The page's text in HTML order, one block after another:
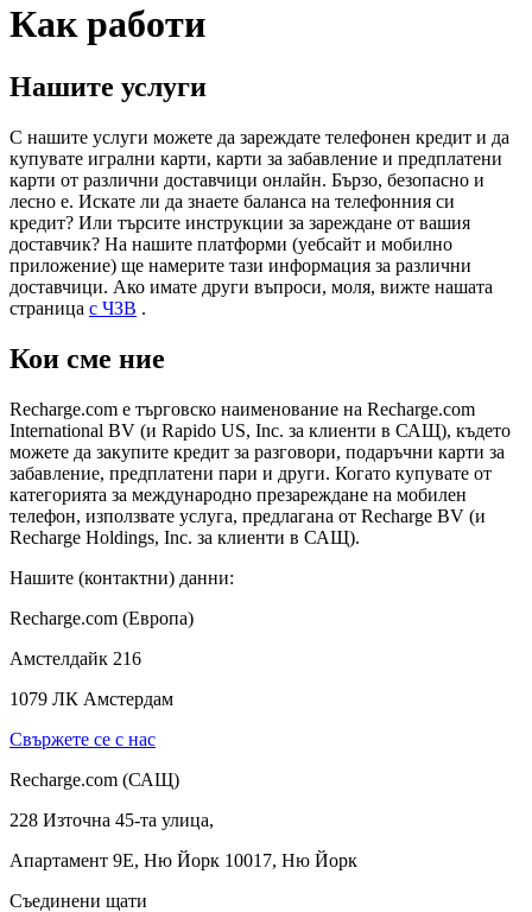
Как работи
Нашите услуги
С нашите услуги можете да зареждате телефонен кредит и да
купувате игрални карти, карти за забавление и предплатени
карти от различни доставчици онлайн. Бързо, безопасно и
лесно е. Искате ли да знаете баланса на телефонния си
кредит? Или търсите инструкции за зареждане от вашия
доставчик? На нашите платформи (уебсайт и мобилно
приложение) ще намерите тази информация за различни
доставчици. Ако имате други въпроси, моля, вижте нашата
страница с ЧЗВ .
Кои сме ние
Recharge.com е търговско наименование на Recharge.com
International BV (и Rapido US, Inc. за клиенти в САЩ), където
можете да закупите кредит за разговори, подаръчни карти за
забавление, предплатени пари и други. Когато купувате от
категорията за международно презареждане на мобилен
телефон, използвате услуга, предлагана от Recharge BV (и
Recharge Holdings, Inc. за клиенти в САЩ).
Нашите (контактни) данни:
Recharge.com (Европа)
Амстелдайк 216
1079 ЛК Амстердам
Свържете се с нас
Recharge.com (САЩ)
228 Източна 45-та улица,
Апартамент 9E, Ню Йорк 10017, Ню Йорк
Съединени щати